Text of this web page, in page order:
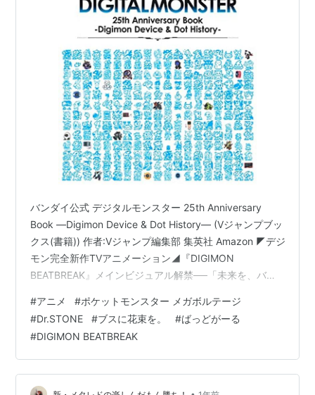
バンダイ公式 デジタルモンスター 25th Anniversary
Book ―Digimon Device & Dot History― (Vジャンプブッ
クス(書籍)) 作者:Vジャンプ編集部 集英社 Amazon ◤デジ
モン完全新作TVアニメーション◢『DIGIMON
BEATBREAK』メインビジュアル解禁──「未来を、バグ
送開始#デジモン #Digimon#ビートブレイク
#BEATBREAK #Digimon0801
pic.twitter.com/7EIg8g67W0 — アニメ「DIGIMON
BEATBREAK」公式 (@d…
#アニメ #ポケットモンスター メガボルテージ
#Dr.STONE #ブスに花束を。 #ばっどがーる
#DIGIMON BEATBREAK